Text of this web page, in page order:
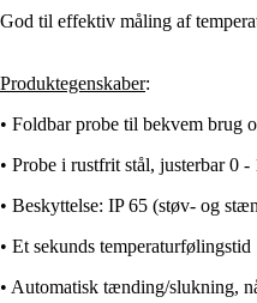
God til effektiv måling af
Produktegenskaber:
• Foldbarprobe til bekvem brug
• Probe i rustfrit stål, justerbar 0 -
• Beskyttelse: IP 65 (støv- og
• Et sekunds temperaturfølingstid
• Automatisk tænding/slukning,